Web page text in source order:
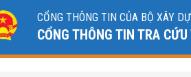
CỔNG THÔNG TIN CỦA BỘ XÂY
CỔNG THÔNG TIN TRA